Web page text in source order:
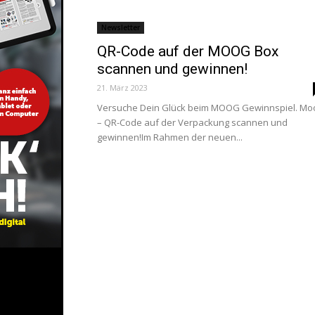
Newsletter
QR-Code auf der MOOG Box
scannen und gewinnen!
21. März 2023
Versuche Dein Glück beim MOOG Gewinnspiel.
– QR-Code auf der Verpackung scannen und
gewinnen!Im Rahmen der neuen...